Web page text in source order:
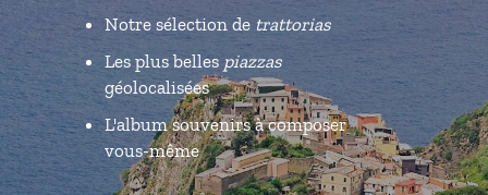
Notre sélection de trattorias
Les plus belles piazzas
géolocalisées
L'album souvenirs à composer
vous-même